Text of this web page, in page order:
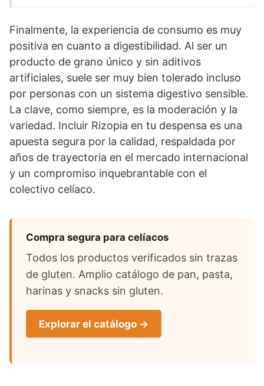
Finalmente, la experiencia de consumo es muy
positiva en cuanto a digestibilidad. Al ser un
producto de grano único y sin aditivos
artificiales, suele ser muy bien tolerado incluso
por personas con un sistema digestivo sensible.
La clave, como siempre, es la moderación y la
variedad. Incluir Rizopia en tu despensa es una
apuesta segura por la calidad, respaldada por
años de trayectoria en el mercado internacional
y un compromiso inquebrantable con el
colectivo celíaco.
Compra segura para celíacos
Todos los productos verificados sin trazas
de gluten. Amplio catálogo de pan, pasta,
harinas y snacks sin gluten.
Explorar el catálogo →